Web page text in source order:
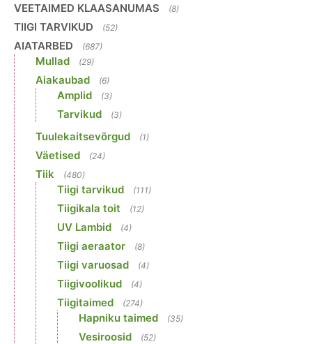
VEETAIMED KLAASANUMAS (8)
TIIGI TARVIKUD (52)
AIATARBED (687)
Mullad (29)
Aiakaubad (6)
Amplid (3)
Tarvikud (3)
Tuulekaitsevõrgud (1)
Väetised (24)
Tiik (480)
Tiigi tarvikud (111)
Tiigikala toit (12)
UV Lambid (4)
Tiigi aeraator (8)
Tiigi varuosad (4)
Tiigivoolikud (4)
Tiigitaimed (274)
Hapniku taimed (35)
Vesiroosid (52)